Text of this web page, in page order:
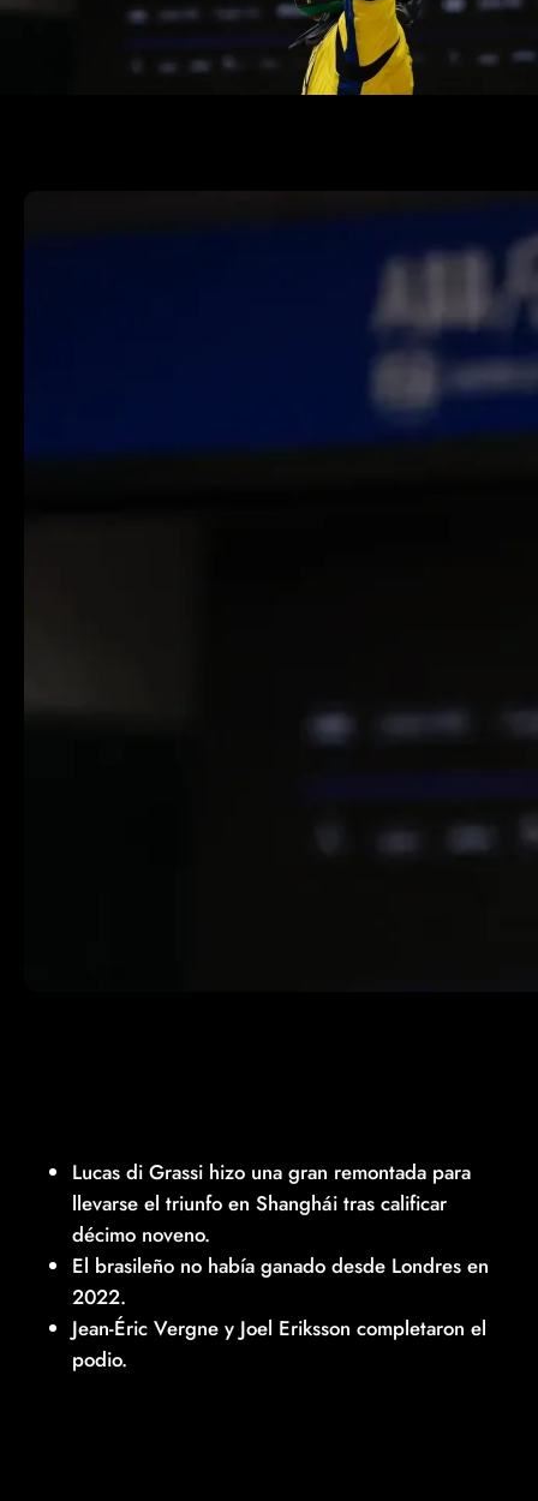
Lucas di Grassi hizo una gran remontada para
llevarse el triunfo en Shanghái tras calificar
décimo noveno.
El brasileño no había ganado desde Londres en
2022.
Jean-Éric Vergne y Joel Eriksson completaron el
podio.